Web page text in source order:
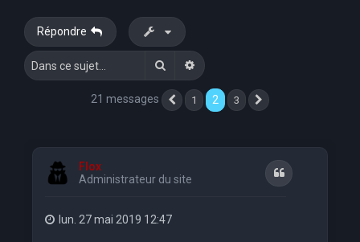
Répondre
RechercherRecherche avancée
21 messages Précédente
1 2 3
Flox
Administrateur du site
Citation
lun. 27 mai 2019 12:47